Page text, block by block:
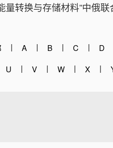
量转换与存储材料”中俄
| A | B | C | D
U
| V | W | X |